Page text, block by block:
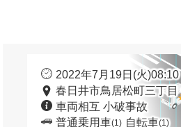
2022年7月19日(火)08:10
春日井市鳥居松町三丁目
車両相互 小破事故
普通乗用車(1) 自転車(1)